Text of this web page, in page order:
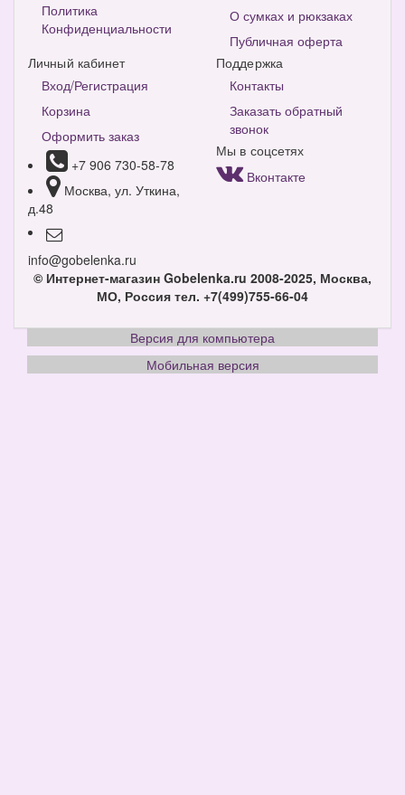
Политика
Конфиденциальности
О сумках и рюкзаках
Публичная оферта
Личный кабинет
Вход/Регистрация
Корзина
Оформить заказ
+7 906 730-58-78
Москва, ул. Уткина,
д.48
info@gobelenka.ru
Поддержка
Контакты
Заказать обратный
звонок
Мы в соцсетях
Вконтакте
© Интернет-магазин Gobelenka.ru 2008-2025, Москва,
МО, Россия тел. +7(499)755-66-04
Версия для компьютера
Мобильная версия